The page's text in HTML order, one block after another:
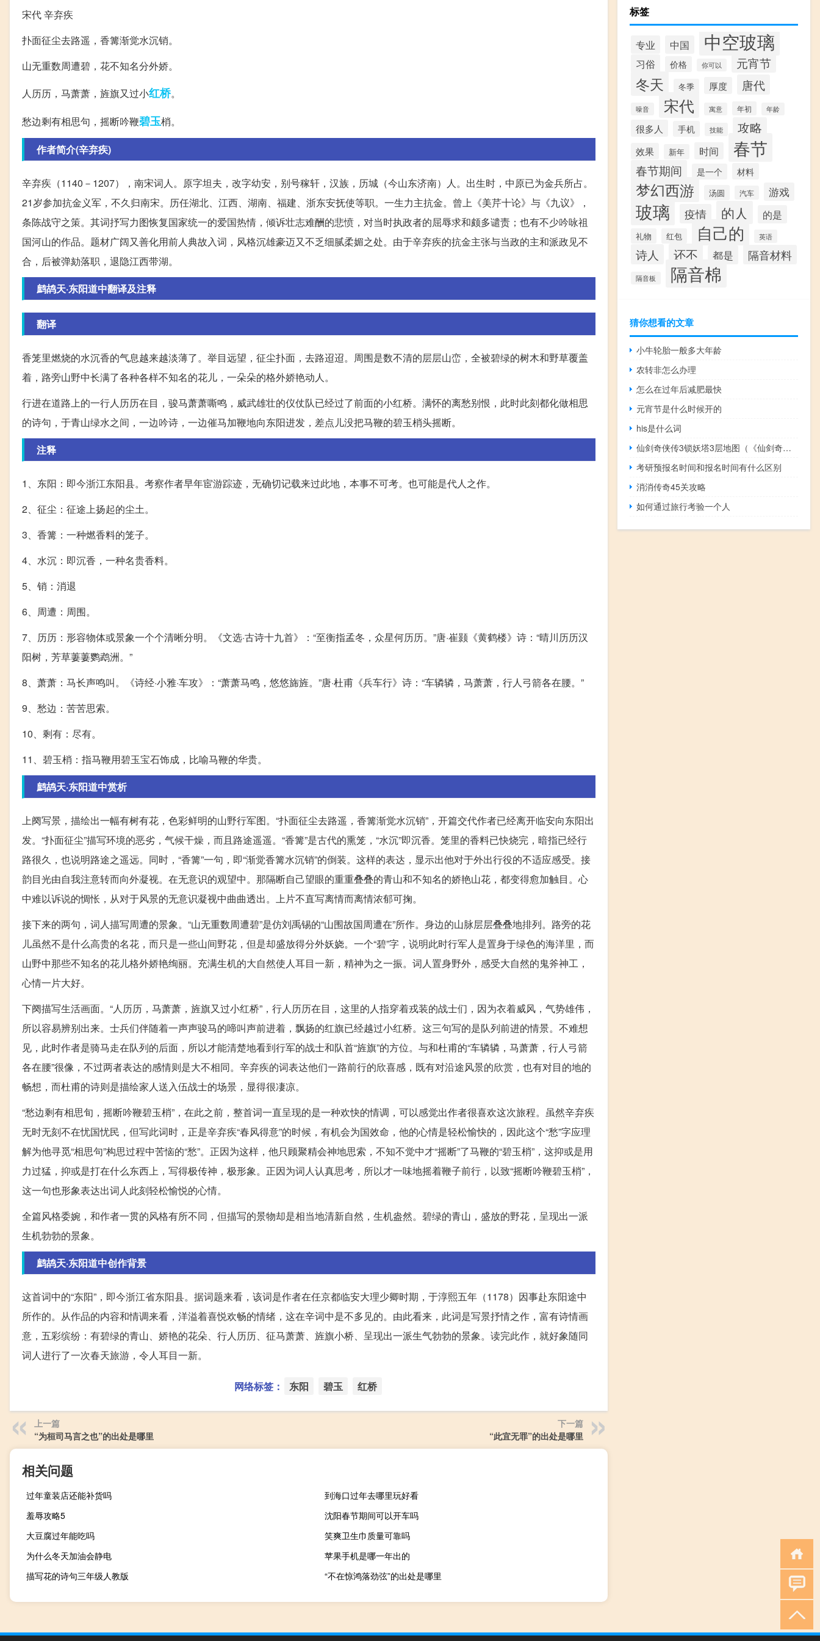
宋代 辛弃疾
扑面征尘去路遥，香篝渐觉水沉销。
山无重数周遭碧，花不知名分外娇。
人历历，马萧萧，旌旗又过小红桥。
愁边剩有相思句，摇断吟鞭碧玉梢。
作者简介(辛弃疾)
辛弃疾（1140－1207），南宋词人。原字坦夫，改字幼安，别号稼轩，汉族，历城（今山东济南）人。出生时，中原已为金兵所占。
21岁参加抗金义军，不久归南宋。历任湖北、江西、湖南、福建、浙东安抚使等职。一生力主抗金。曾上《美芹十论》与《九议》，
条陈战守之策。其词抒写力图恢复国家统一的爱国热情，倾诉壮志难酬的悲愤，对当时执政者的屈辱求和颇多谴责；也有不少吟咏祖
国河山的作品。题材广阔又善化用前人典故入词，风格沉雄豪迈又不乏细腻柔媚之处。由于辛弃疾的抗金主张与当政的主和派政见不
合，后被弹劾落职，退隐江西带湖。
鹧鸪天·东阳道中翻译及注释
翻译
香笼里燃烧的水沉香的气息越来越淡薄了。举目远望，征尘扑面，去路迢迢。周围是数不清的层层山峦，全被碧绿的树木和野草覆盖
着，路旁山野中长满了各种各样不知名的花儿，一朵朵的格外娇艳动人。
行进在道路上的一行人历历在目，骏马萧萧嘶鸣，威武雄壮的仪仗队已经过了前面的小红桥。满怀的离愁别恨，此时此刻都化做相思
的诗句，于青山绿水之间，一边吟诗，一边催马加鞭地向东阳进发，差点儿没把马鞭的碧玉梢头摇断。
注释
1、东阳：即今浙江东阳县。考察作者早年宦游踪迹，无确切记载来过此地，本事不可考。也可能是代人之作。
2、征尘：征途上扬起的尘土。
3、香篝：一种燃香料的笼子。
4、水沉：即沉香，一种名贵香料。
5、销：消退
6、周遭：周围。
7、历历：形容物体或景象一个个清晰分明。《文选·古诗十九首》：“至衡指孟冬，众星何历历。”唐·崔颢《黄鹤楼》诗：“晴川历历汉
阳树，芳草萋萋鹦鹉洲。”
8、萧萧：马长声鸣叫。《诗经·小雅·车攻》：“萧萧马鸣，悠悠旆旌。”唐·杜甫《兵车行》诗：“车辚辚，马萧萧，行人弓箭各在腰。”
9、愁边：苦苦思索。
10、剩有：尽有。
11、碧玉梢：指马鞭用碧玉宝石饰成，比喻马鞭的华贵。
鹧鸪天·东阳道中赏析
上阕写景，描绘出一幅有树有花，色彩鲜明的山野行军图。“扑面征尘去路遥，香篝渐觉水沉销”，开篇交代作者已经离开临安向东阳出
发。“扑面征尘”描写环境的恶劣，气候干燥，而且路途遥遥。“香篝”是古代的熏笼，“水沉”即沉香。笼里的香料已快烧完，暗指已经行
路很久，也说明路途之遥远。同时，“香篝”一句，即“渐觉香篝水沉销”的倒装。这样的表达，显示出他对于外出行役的不适应感受。接
韵目光由自我注意转而向外凝视。在无意识的观望中。那隔断自己望眼的重重叠叠的青山和不知名的娇艳山花，都变得愈加触目。心
中难以诉说的惆怅，从对于风景的无意识凝视中曲曲透出。上片不直写离情而离情浓郁可掬。
接下来的两句，词人描写周遭的景象。“山无重数周遭碧”是仿刘禹锡的“山围故国周遭在”所作。身边的山脉层层叠叠地排列。路旁的花
儿虽然不是什么高贵的名花，而只是一些山间野花，但是却盛放得分外妖娆。一个“碧”字，说明此时行军人是置身于绿色的海洋里，而
山野中那些不知名的花儿格外娇艳绚丽。充满生机的大自然使人耳目一新，精神为之一振。词人置身野外，感受大自然的鬼斧神工，
心情一片大好。
下阕描写生活画面。“人历历，马萧萧，旌旗又过小红桥”，行人历历在目，这里的人指穿着戎装的战士们，因为衣着威风，气势雄伟，
所以容易辨别出来。士兵们伴随着一声声骏马的啼叫声前进着，飘扬的红旗已经越过小红桥。这三句写的是队列前进的情景。不难想
见，此时作者是骑马走在队列的后面，所以才能清楚地看到行军的战士和队首“旌旗”的方位。与和杜甫的“车辚辚，马萧萧，行人弓箭
各在腰”很像，不过两者表达的感情则是大不相同。辛弃疾的词表达他们一路前行的欣喜感，既有对沿途风景的欣赏，也有对目的地的
畅想，而杜甫的诗则是描绘家人送入伍战士的场景，显得很凄凉。
“愁边剩有相思旬，摇断吟鞭碧玉梢”，在此之前，整首词一直呈现的是一种欢快的情调，可以感觉出作者很喜欢这次旅程。虽然辛弃疾
无时无刻不在忧国忧民，但写此词时，正是辛弃疾“春风得意”的时候，有机会为国效命，他的心情是轻松愉快的，因此这个“愁”字应理
解为他寻觅“相思句”构思过程中苦恼的“愁”。正因为这样，他只顾聚精会神地思索，不知不觉中才“摇断”了马鞭的“碧玉梢”，这抑或是用
力过猛，抑或是打在什么东西上，写得极传神，极形象。正因为词人认真思考，所以才一味地摇着鞭子前行，以致“摇断吟鞭碧玉梢”，
这一句也形象表达出词人此刻轻松愉悦的心情。
全篇风格委婉，和作者一贯的风格有所不同，但描写的景物却是相当地清新自然，生机盎然。碧绿的青山，盛放的野花，呈现出一派
生机勃勃的景象。
鹧鸪天·东阳道中创作背景
这首词中的“东阳”，即今浙江省东阳县。据词题来看，该词是作者在任京都临安大理少卿时期，于淳熙五年（1178）因事赴东阳途中
所作的。从作品的内容和情调来看，洋溢着喜悦欢畅的情绪，这在辛词中是不多见的。由此看来，此词是写景抒情之作，富有诗情画
意，五彩缤纷：有碧绿的青山、娇艳的花朵、行人历历、征马萧萧、旌旗小桥、呈现出一派生气勃勃的景象。读完此作，就好象随同
词人进行了一次春天旅游，令人耳目一新。
网络标签： 东阳 碧玉 红桥
上一篇
“为桓司马言之也”的出处是哪里
下一篇
“此宜无罪”的出处是哪里
相关问题
过年童装店还能补货吗
到海口过年去哪里玩好看
羞辱攻略5
沈阳春节期间可以开车吗
大豆腐过年能吃吗
笑爽卫生巾质量可靠吗
为什么冬天加油会静电
苹果手机是哪一年出的
描写花的诗句三年级人教版
“不在惊鸿落劲弦”的出处是哪里
标签
专业 中国 中空玻璃
习俗 价格 你可以 元宵节
冬天 冬季 厚度 唐代
噪音 宋代 寓意 年初 年龄
很多人 手机 技能 攻略
效果 新年 时间 春节
春节期间 是一个 材料
梦幻西游 汤圆 汽车 游戏
玻璃 疫情 的人 的是
礼物 红包 自己的 英语
诗人 还不 都是 隔音材料
隔音板 隔音棉
猜你想看的文章
小牛轮胎一般多大年龄
农转非怎么办理
怎么在过年后减肥最快
元宵节是什么时候开的
his是什么词
仙剑奇侠传3锁妖塔3层地图（《仙剑奇侠传3》锁妖塔九层地图指南）
考研预报名时间和报名时间有什么区别
消消传奇45关攻略
如何通过旅行考验一个人